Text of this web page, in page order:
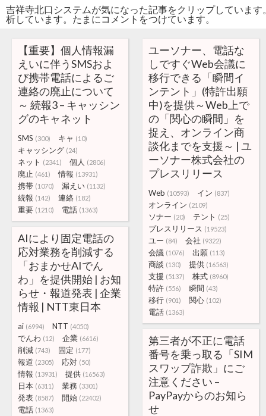
吉祥寺北口システムが気になった記事をクリップしていま
析しています。たまにコメントをつけています。
【重要】個人情報漏
えいに伴うSMSおよ
び携帯電話によるご
連絡の廃止について
～ 続報3 – キャッシン
グのキャネット
SMS (300) キャ (10)
キャッシング (24)
ネット (2341) 個人 (2806)
廃止 (461) 情報 (13931)
携帯 (1070) 漏えい (1132)
続報 (142) 連絡 (182)
重要 (1210) 電話 (1363)
ユーソナー、電話な
しですぐWeb会議に
移行できる「瞬間イ
ンテント」(特許出願
中)を提供～Web上で
の「関心の瞬間」を
捉え、オンライン商
談化までを支援～ | ユ
ーソナー株式会社の
プレスリリース
Web (10593) イン (837)
オンライン (2109)
ソナー (20) テント (25)
プレスリリース (19523)
ユー (84) 会社 (9322)
会議 (1076) 出願 (113)
商談 (130) 提供 (16563)
支援 (5137) 株式 (8960)
特許 (556) 瞬間 (43)
移行 (901) 関心 (102)
電話 (1363)
AIにより固定電話の
応対業務を削減する
「おまかせAIでん
わ」を提供開始 | お知
らせ・報道発表 | 企業
情報 | NTT東日本
ai (6994) NTT (4050)
でんわ (12) 企業 (6616)
削減 (743) 固定 (177)
報道 (2305) 応対 (50)
情報 (13931) 提供 (16563)
日本 (6311) 業務 (3301)
発表 (8587) 開始 (22402)
電話 (1363)
第三者が不正に電話
番号を乗っ取る「SIM
スワップ詐欺」にご
注意ください –
PayPayからのお知ら
せ